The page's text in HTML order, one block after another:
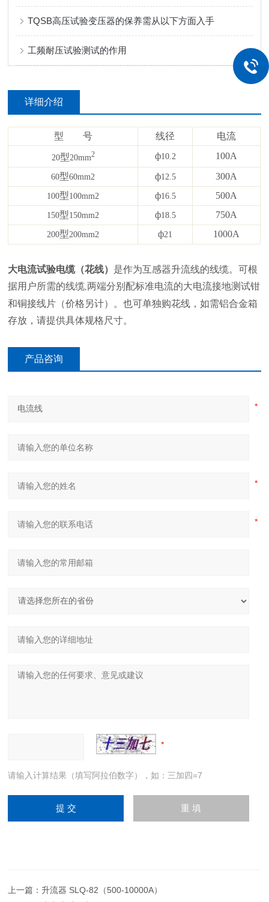
TQSB高压试验变压器的保养需从以下方面入手
工频耐压试验测试的作用
详细介绍
型 号 线径 电流
20型20mm2 ф10.2 100A
60型60mm2 ф12.5 300A
100型100mm2 ф16.5 500A
150型150mm2 ф18.5 750A
200型200mm2 ф21 1000A
大电流试验电缆（花线） 是作为互感器升流线的线缆。可根
据用户所需的线缆 两端分别配标准电流的大电流接地测试钳
和铜接线片（价格另计）。也可单独购花线，如需铝合金箱
存放，请提供具体规格尺寸。
产品咨询
请输入计算结果（填写阿拉伯数字），如：三加四=7
上一篇： 升流器 SLQ-82（500-10000A）